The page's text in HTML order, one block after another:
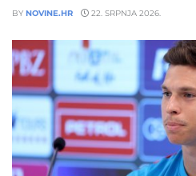
BY NOVINE.HR 22. SRPNJA 2026.